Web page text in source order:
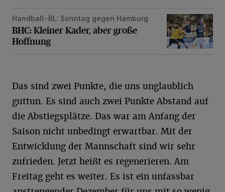
BHC: Kleiner Kader, aber große Hoffnung
Handball-BL: Sonntag gegen Hamburg
BHC: Kleiner Kader, aber große
Hoffnung
Das sind zwei Punkte, die uns unglaublich
guttun. Es sind auch zwei Punkte Abstand auf
die Abstiegsplätze. Das war am Anfang der
Saison nicht unbedingt erwartbar. Mit der
Entwicklung der Mannschaft sind wir sehr
zufrieden. Jetzt heißt es regenerieren. Am
Freitag geht es weiter. Es ist ein unfassbar